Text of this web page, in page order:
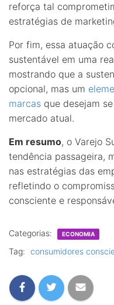
reforça tal
estratégias de
Por fim, essa atuação
sustentável em uma
mostrando que a
opcional, mas um
marcas que desejam
mercado atual.
Em resumo, o Varejo
tendência passageira,
nas estratégias das
refletindo o
consciente e
Categorias: ECONOMIA
Tag: consumidores